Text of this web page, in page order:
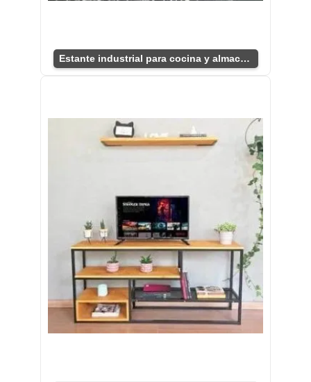
Estante industrial para cocina y almacenaje.